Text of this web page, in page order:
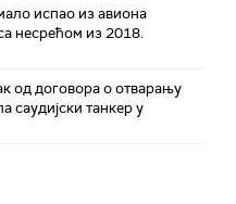
испао из авиона
несрећом из 2018.
од договора о отварању
саудијски танкер у